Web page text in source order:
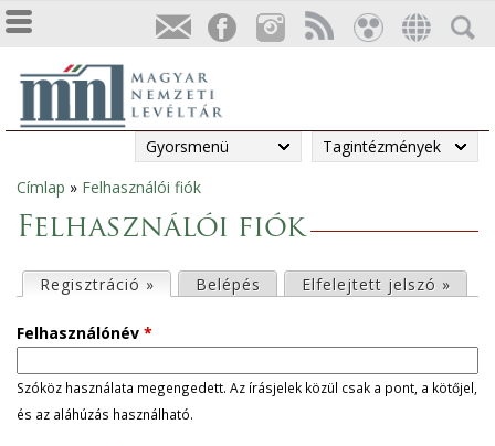
Gyorsmenü Tagintézmények
Jelenlegi
hely
Címlap » Felhasználói fiók
Felhasználói fiók
l
s
ő
Regisztráció » (aktív fül)
Belépés Elfelejtett jelszó »
Felhasználónév *
Szóköz használata megengedett. Az írásjelek közül csak a pont, a kötőjel,
és az aláhúzás használható.